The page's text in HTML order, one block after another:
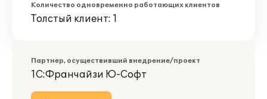
Количество одновременно работающих клиентов
Толстый клиент: 1
Партнер, осуществивший внедрение/проект
1С:Франчайзи Ю-Софт